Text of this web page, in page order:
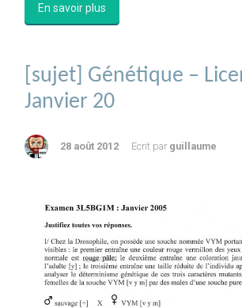
En savoir plus
[sujet] Génétique –
Janvier 20
28 août 2012 Ecrit par guillaume